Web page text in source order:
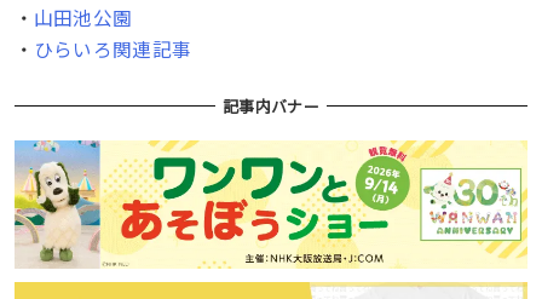
・ 山田池公園
・ ひらいろ関連記事
記事内バナー